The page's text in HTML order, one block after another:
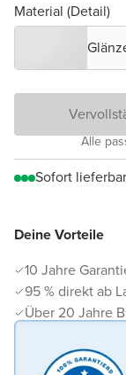
Deine Vorteile
10 Jahre
95 % direkt ab
Über 20 Jahre
Material (Detail)
Alle
Sofort lieferbar